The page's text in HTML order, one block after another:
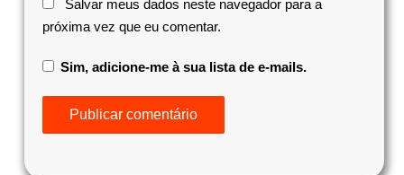
Salvar meus dados neste navegador para a
próxima vez que eu comentar.
Sim, adicione-me à sua lista de e-mails.